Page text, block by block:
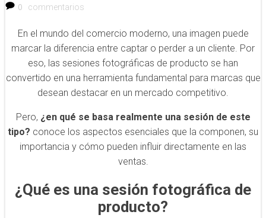
0
commentarios
En el mundo del comercio moderno, una imagen puede
marcar la diferencia entre captar o perder a un cliente. Por
eso, las sesiones fotográficas de producto se han
convertido en una herramienta fundamental para marcas que
desean destacar en un mercado competitivo.
Pero, ¿en qué se basa realmente una sesión de este
tipo? conoce los aspectos esenciales que la componen, su
importancia y cómo pueden influir directamente en las
ventas.
¿Qué es una sesión fotográfica de
producto?